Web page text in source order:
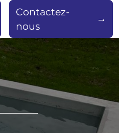
Contactez-
nous